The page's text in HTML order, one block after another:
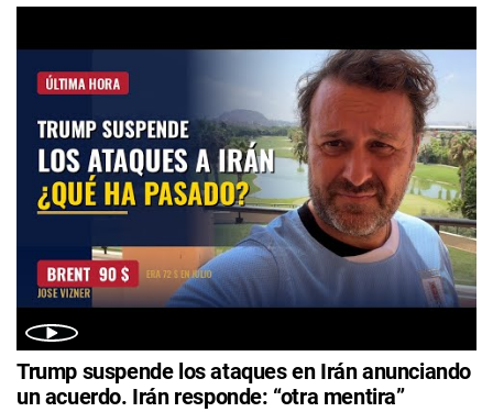
Trump suspende los ataques en Irán anunciando
un acuerdo. Irán responde: “otra mentira”